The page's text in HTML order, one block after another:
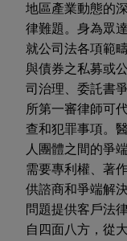
地區產業動態的
律難題。身為眾
就公司法各項範
與債券之私募或
司治理、委託書
所第一審律師可
查和犯罪事項。
人團體之間的爭
需要專利權、著
供諮商和爭端解
問題提供客戶法
自四面八方，從